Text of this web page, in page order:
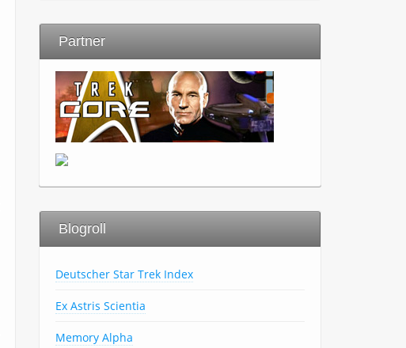
Partner
Blogroll
Deutscher Star Trek Index
Ex Astris Scientia
Memory Alpha